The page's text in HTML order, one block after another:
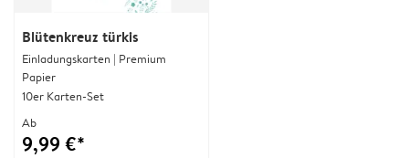
Blütenkreuz türkis
Einladungskarten | Premium
Papier
10er Karten-Set
Ab
9,99 €*